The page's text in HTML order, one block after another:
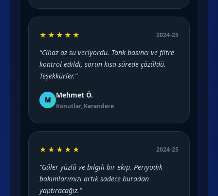
★★★★★ 2024-25
“Cihaz az su veriyordu. Tank basıncı ve filtre
kontrol edildi, sorun kısa sürede çözüldü.
Teşekkürler.”
M
Mehmet Ö.
Konutlar, Karandere
★★★★★ 2024-25
“Güler yüzlü ve bilgili bir ekip. Periyodik
bakımlarımızı artık sadece buradan
yaptıracağız.”